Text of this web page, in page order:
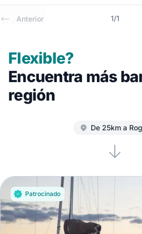
Anterior 1/1
Flexible?
Encuentra más
región
De 25km a
Patrocinado